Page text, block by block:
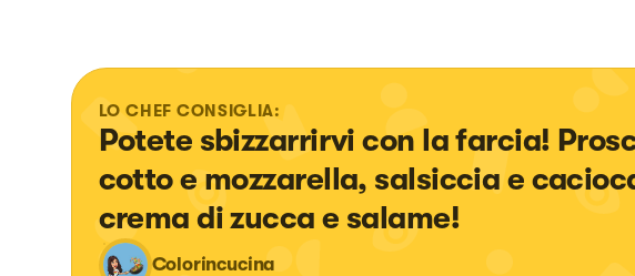
LO CHEF CONSIGLIA:
Potete sbizzarrirvi con la farcia!
cotto e mozzarella, salsiccia e
crema di zucca e salame!
Colorincucina